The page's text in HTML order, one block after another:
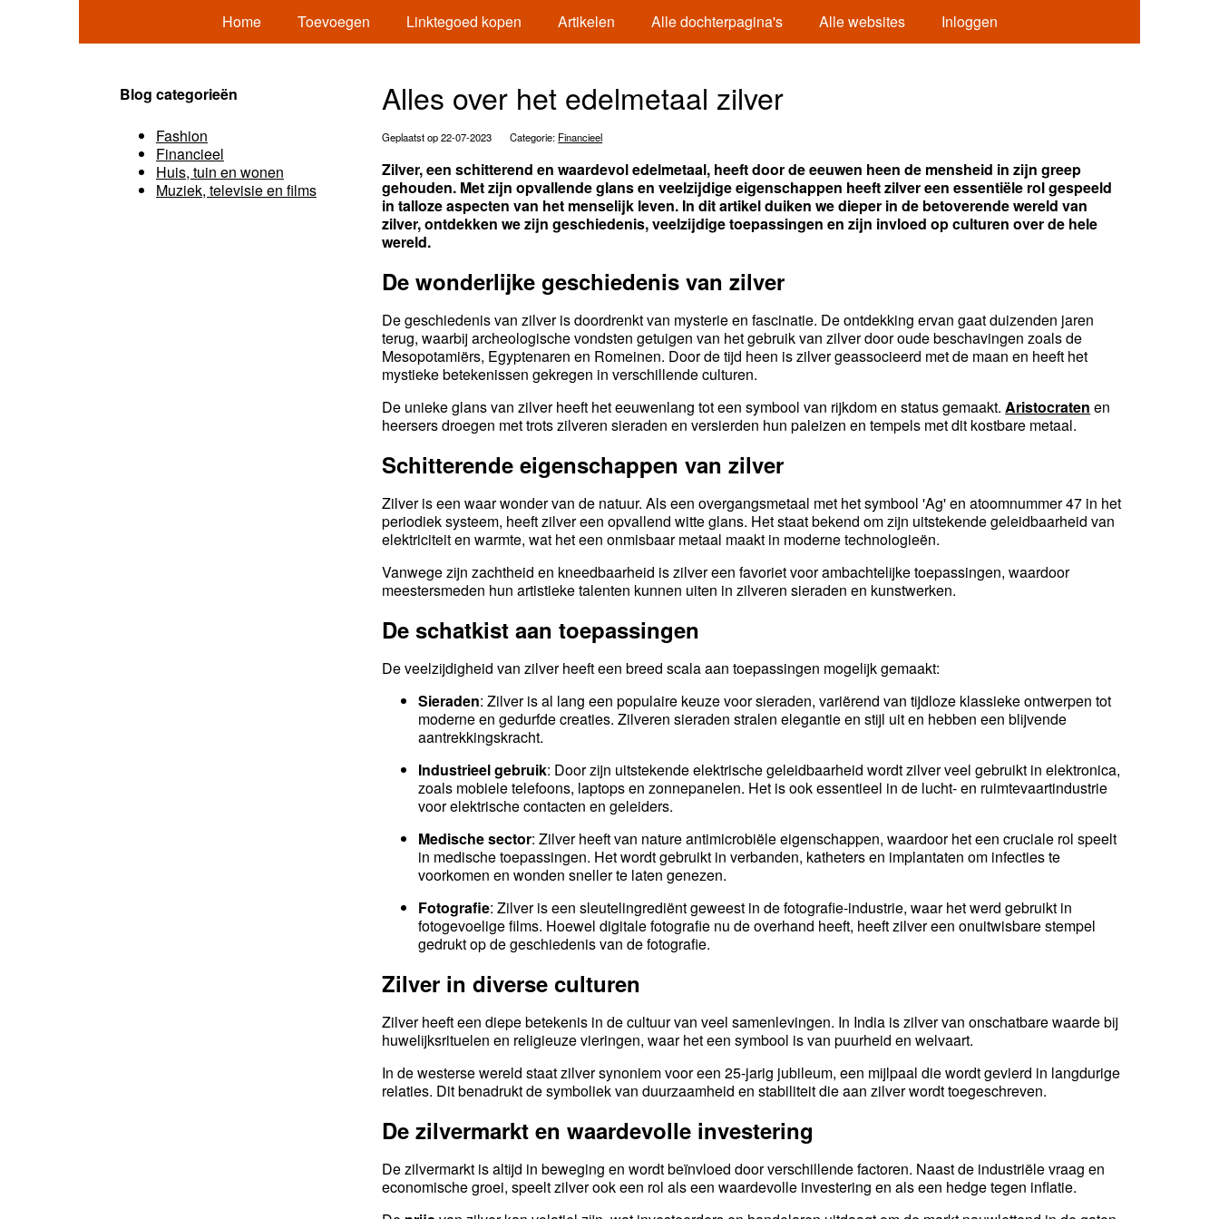
Home Toevoegen Linktegoed kopen Artikelen Alle dochterpagina's Alle websites Inloggen
Alles over het edelmetaal zilver
Geplaatst op 22-07-2023 Categorie: Financieel
Zilver, een schitterend en waardevol edelmetaal, heeft door de eeuwen heen de mensheid in zijn greep
gehouden. Met zijn opvallende glans en veelzijdige eigenschappen heeft zilver een essentiële rol gespeeld
in talloze aspecten van het menselijk leven. In dit artikel duiken we dieper in de betoverende wereld van
zilver, ontdekken we zijn geschiedenis, veelzijdige toepassingen en zijn invloed op culturen over de hele
wereld.
De wonderlijke geschiedenis van zilver
De geschiedenis van zilver is doordrenkt van mysterie en fascinatie. De ontdekking ervan gaat duizenden jaren
terug, waarbij archeologische vondsten getuigen van het gebruik van zilver door oude beschavingen zoals de
Mesopotamiërs, Egyptenaren en Romeinen. Door de tijd heen is zilver geassocieerd met de maan en heeft het
mystieke betekenissen gekregen in verschillende culturen.
De unieke glans van zilver heeft het eeuwenlang tot een symbool van rijkdom en status gemaakt.Aristocraten en
heersers droegen met trots zilveren sieraden en versierden hun paleizen en tempels met dit kostbare metaal.
Schitterende eigenschappen van zilver
Zilver is een waar wonder van de natuur. Als een overgangsmetaal met het symbool 'Ag' en atoomnummer 47 in het
periodiek systeem, heeft zilver een opvallend witte glans. Het staat bekend om zijn uitstekende geleidbaarheid van
elektriciteit en warmte, wat het een onmisbaar metaal maakt in moderne technologieën.
Vanwege zijn zachtheid en kneedbaarheid is zilver een favoriet voor ambachtelijke toepassingen, waardoor
meestersmeden hun artistieke talenten kunnen uiten in zilveren sieraden en kunstwerken.
De schatkist aan toepassingen
De veelzijdigheid van zilver heeft een breed scala aan toepassingen mogelijk gemaakt:
Sieraden: Zilver is al lang een populaire keuze voor sieraden, variërend van tijdloze klassieke ontwerpen tot
moderne en gedurfde creaties. Zilveren sieraden stralen elegantie en stijl uit en hebben een blijvende
aantrekkingskracht.
Industrieel gebruik: Door zijn uitstekende elektrische geleidbaarheid wordt zilver veel gebruikt in elektronica,
zoals mobiele telefoons, laptops en zonnepanelen. Het is ook essentieel in de lucht- en ruimtevaartindustrie
voor elektrische contacten en geleiders.
Medische sector: Zilver heeft van nature antimicrobiële eigenschappen, waardoor het een cruciale rol speelt
in medische toepassingen. Het wordt gebruikt in verbanden, katheters en implantaten om infecties te
voorkomen en wonden sneller te laten genezen.
Fotografie: Zilver is een sleutelingrediënt geweest in de fotografie-industrie, waar het werd gebruikt in
fotogevoelige films. Hoewel digitale fotografie nu de overhand heeft, heeft zilver een onuitwisbare stempel
gedrukt op de geschiedenis van de fotografie.
Zilver in diverse culturen
Zilver heeft een diepe betekenis in de cultuur van veel samenlevingen. In India is zilver van onschatbare waarde bij
huwelijksrituelen en religieuze vieringen, waar het een symbool is van puurheid en welvaart.
In de westerse wereld staat zilver synoniem voor een 25-jarig jubileum, een mijlpaal die wordt gevierd in langdurige
relaties. Dit benadrukt de symboliek van duurzaamheid en stabiliteit die aan zilver wordt toegeschreven.
De zilvermarkt en waardevolle investering
De zilvermarkt is altijd in beweging en wordt beïnvloed door verschillende factoren. Naast de industriële vraag en
economische groei, speelt zilver ook een rol als een waardevolle investering en als een hedge tegen inflatie.
Blog categorieën
Fashion
Financieel
Huis, tuin en wonen
Muziek, televisie en films